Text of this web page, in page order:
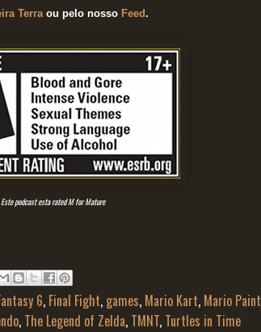
Terraou pelo nosso Feed.
Este podcast esta rated M for Mature
6, Final Fight, games, Mario Kart, Mario Paint
, The Legend of Zelda, TMNT, Turtles in Time